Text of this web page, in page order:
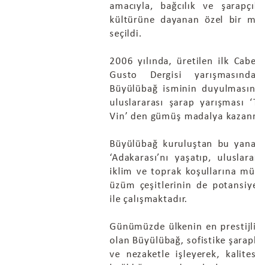
amacıyla, bağcılık ve
kültürüne dayanan özel bir
seçildi.
2006 yılında, üretilen ilk
Gusto Dergisi
Büyülübağ isminin
uluslararası şarap yarışması
Vin’ den gümüş madalya
Büyülübağ kuruluştan bu
‘Adakarası’nı yaşatıp,
iklim ve toprak koşullarına
üzüm çeşitlerinin de
ile çalışmaktadır.
Günümüzde ülkenin en
olan Büyülübağ, sofistike
ve nezaketle işleyerek,